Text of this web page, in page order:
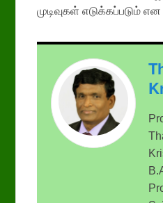
முடிவுகள் எடுக்கப்படும்